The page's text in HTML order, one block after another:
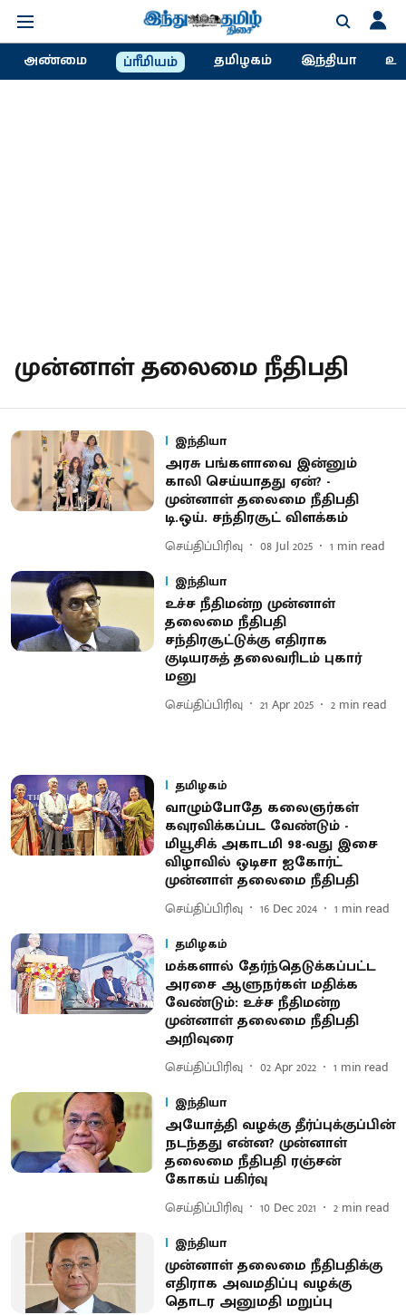
அண்மை ப்ரீமியம் தமிழகம் இந்தியா
முன்னாள் தலைமை நீதிபதி
இந்தியா
அரசு பங்களாவை இன்னும்
காலி செய்யாதது ஏன்? -
முன்னாள் தலைமை நீதிபதி
டி.ஒய். சந்திரசூட் விளக்கம்
செய்திப்பிரிவு 08 Jul 2025 1 min read
இந்தியா
உச்ச நீதிமன்ற முன்னாள்
தலைமை நீதிபதி
சந்திரசூட்டுக்கு எதிராக
குடியரசுத் தலைவரிடம் புகார்
மனு
செய்திப்பிரிவு 21 Apr 2025 2 min read
தமிழகம்
வாழும்போதே கலைஞர்கள்
கவுரவிக்கப்பட வேண்டும் -
மியூசிக் அகாடமி 98-வது இசை
விழாவில் ஒடிசா ஐகோர்ட்
முன்னாள் தலைமை நீதிபதி
செய்திப்பிரிவு 16 Dec 2024 1 min read
தமிழகம்
மக்களால் தேர்ந்தெடுக்கப்பட்ட
அரசை ஆளுநர்கள் மதிக்க
வேண்டும்: உச்ச நீதிமன்ற
முன்னாள் தலைமை நீதிபதி
அறிவுரை
செய்திப்பிரிவு 02 Apr 2022 1 min read
இந்தியா
அயோத்தி வழக்கு தீர்ப்புக்குப்பின்
நடந்தது என்ன? முன்னாள்
தலைமை நீதிபதி ரஞ்சன்
கோகய் பகிர்வு
செய்திப்பிரிவு 10 Dec 2021 2 min read
இந்தியா
முன்னாள் தலைமை நீதிபதிக்கு
எதிராக அவமதிப்பு வழக்கு
தொடர அனுமதி மறுப்பு